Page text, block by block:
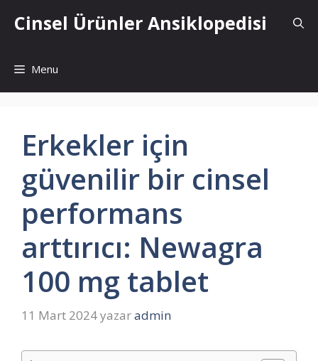
atlaCinsel Ürünler Ansiklopedisi
Menu
Erkekler için
güvenilir bir cinsel
performans
arttırıcı: Newagra
100 mg tablet
11 Mart 2024yazaradmin